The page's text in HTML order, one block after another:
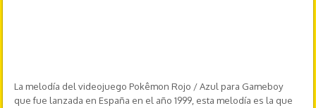
La melodía del videojuego Pokêmon Rojo / Azul para Gameboy
que fue lanzada en España en el año 1999, esta melodía es la que